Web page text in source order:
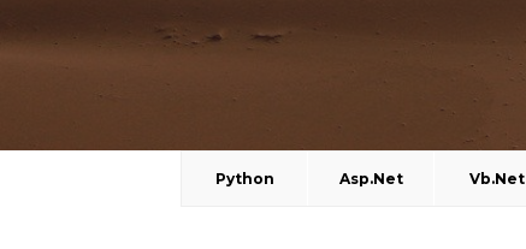
Python Asp.Net Vb.Net